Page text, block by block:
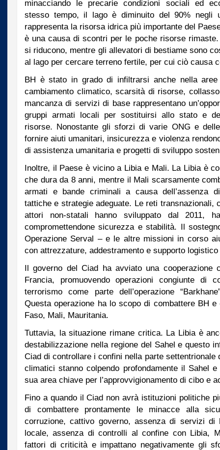
minacciando le precarie condizioni sociali ed
stesso tempo, il lago è diminuito del 90% negli
rappresenta la risorsa idrica più importante del
è una causa di scontri per le poche risorse
si riducono, mentre gli allevatori di bestiame sono
al lago per cercare terreno fertile, per cui ciò causa
BH è stato in grado di infiltrarsi anche nella
cambiamento climatico, scarsità di risorse,
mancanza di servizi di base rappresentano
gruppi armati locali per sostituirsi allo stato e
risorse. Nonostante gli sforzi di varie ONG e
fornire aiuti umanitari, insicurezza e violenza
di assistenza umanitaria e progetti di sviluppo
Inoltre, il Paese è vicino a Libia e Mali. La Libia è
che dura da 8 anni, mentre il Mali scarsamente
armati e bande criminali a causa dell’assenza
tattiche e strategie adeguate. Le reti transnazionali,
attori non-statali hanno sviluppato dal 2011,
compromettendone sicurezza e stabilità. Il
Operazione Serval – e le altre missioni in corso
con attrezzature, addestramento e supporto
Il governo del Ciad ha avviato una
Francia, promuovendo operazioni congiunte di
terrorismo come parte dell’operazione
Questa operazione ha lo scopo di combattere BH
Faso, Mali, Mauritania.
Tuttavia, la situazione rimane critica. La Libia è
destabilizzazione nella regione del Sahel e questo
Ciad di controllare i confini nella parte settentrionale
climatici stanno colpendo profondamente il Sahel
sua area chiave per l’approvvigionamento di cibo e
Fino a quando il Ciad non avrà istituzioni politiche
di combattere prontamente le minacce alla
corruzione, cattivo governo, assenza di servizi di
locale, assenza di controlli al confine con Libia,
fattori di criticità e impattano negativamente gli